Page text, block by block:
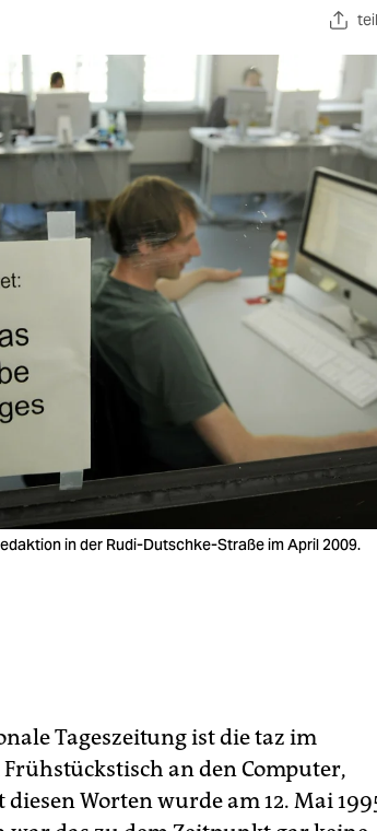
in der Rudi-Dutschke-Straße im April 2009.
Tageszeitung ist die taz im
an den Computer,
Worten wurde am 12. Mai